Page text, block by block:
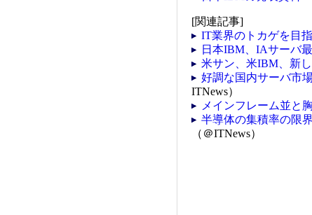
[関連記事]
IT業界のトカゲを目
日本IBM、IAサーバ
米サン、米IBM、新
好調な国内サーバ市
ITNews）
メインフレーム並と
半導体の集積率の限
（＠ITNews）